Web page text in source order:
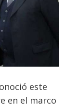
este
en el marco